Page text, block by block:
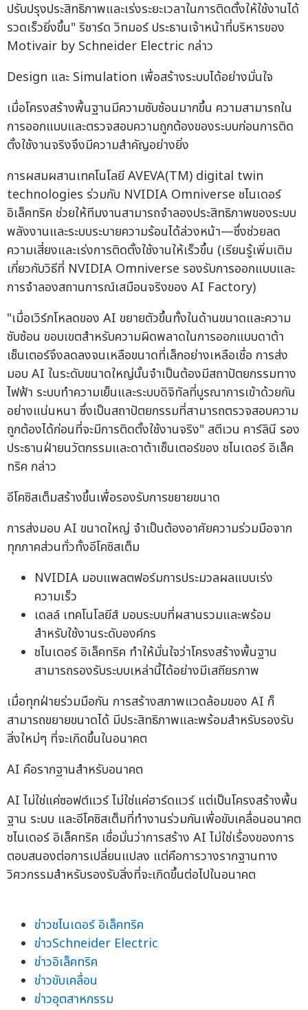
ปรับปรุงประสิทธิภาพและเร่งระยะเวลาในการติดตั้งให้ใช้งานได้
รวดเร็วยิ่งขึ้น" ริชาร์ด วิทมอร์ ประธานเจ้าหน้าที่บริหารของ
Motivair by Schneider Electric กล่าว
Design และ Simulation เพื่อสร้างระบบได้อย่างมั่นใจ
เมื่อโครงสร้างพื้นฐานมีความซับซ้อนมากขึ้น ความสามารถใน
การออกแบบและตรวจสอบความถูกต้องของระบบก่อนการติด
ตั้งใช้งานจริงจึงมีความสำคัญอย่างยิ่ง
การผสมผสานเทคโนโลยี AVEVA(TM) digital twin
technologies ร่วมกับ NVIDIA Omniverse ชไนเดอร์
อิเล็คทริค ช่วยให้ทีมงานสามารถจำลองประสิทธิภาพของระบบ
พลังงานและระบบระบายความร้อนได้ล่วงหน้า—ซึ่งช่วยลด
ความเสี่ยงและเร่งการติดตั้งใช้งานให้เร็วขึ้น (เรียนรู้เพิ่มเติม
เกี่ยวกับวิธีที่ NVIDIA Omniverse รองรับการออกแบบและ
การจำลองสถานการณ์เสมือนจริงของ AI Factory)
"เมื่อเวิร์กโหลดของ AI ขยายตัวขึ้นทั้งในด้านขนาดและความ
ซับซ้อน ขอบเขตสำหรับความผิดพลาดในการออกแบบดาต้า
เซ็นเตอร์จึงลดลงจนเหลือขนาดที่เล็กอย่างเหลือเชื่อ การส่ง
มอบ AI ในระดับขนาดใหญ่นั้นจำเป็นต้องมีสถาปัตยกรรมทาง
ไฟฟ้า ระบบทำความเย็นและระบบดิจิทัลที่บูรณาการเข้าด้วยกัน
อย่างแน่นหนา ซึ่งเป็นสถาปัตยกรรมที่สามารถตรวจสอบความ
ถูกต้องได้ก่อนที่จะมีการติดตั้งใช้งานจริง" สตีเวน คาร์ลินี รอง
ประธานฝ่ายนวัตกรรมและดาต้าเซ็นเตอร์ของ ชไนเดอร์ อิเล็ค
ทริค กล่าว
อีโคซิสเต็มสร้างขึ้นเพื่อรองรับการขยายขนาด
การส่งมอบ AI ขนาดใหญ่ จำเป็นต้องอาศัยความร่วมมือจาก
ทุกภาคส่วนทั่วทั้งอีโคซิสเต็ม
NVIDIA มอบแพลตฟอร์มการประมวลผลแบบเร่ง
ความเร็ว
เดลล์ เทคโนโลยีส์ มอบระบบที่ผสานรวมและพร้อม
สำหรับใช้งานระดับองค์กร
ชไนเดอร์ อิเล็คทริค ทำให้มั่นใจว่าโครงสร้างพื้นฐาน
สามารถรองรับระบบเหล่านี้ได้อย่างมีเสถียรภาพ
เมื่อทุกฝ่ายร่วมมือกัน การสร้างสภาพแวดล้อมของ AI ก็
สามารถขยายขนาดได้ มีประสิทธิภาพและพร้อมสำหรับรองรับ
สิ่งใหม่ๆ ที่จะเกิดขึ้นในอนาคต
AI คือรากฐานสำหรับอนาคต
AI ไม่ใช่แค่ซอฟต์แวร์ ไม่ใช่แค่ฮาร์ดแวร์ แต่เป็นโครงสร้างพื้น
ฐาน ระบบ และอีโคซิสเต็มที่ทำงานร่วมกันเพื่อขับเคลื่อนอนาคต
ชไนเดอร์ อิเล็คทริค เชื่อมั่นว่าการสร้าง AI ไม่ใช่เรื่องของการ
ตอบสนองต่อการเปลี่ยนแปลง แต่คือการวางรากฐานทาง
วิศวกรรมสำหรับรองรับสิ่งที่จะเกิดขึ้นต่อไปในอนาคต
ข่าวชไนเดอร์ อิเล็คทริค
ข่าวSchneider Electric
ข่าวอิเล็คทริค
ข่าวขับเคลื่อน
ข่าวอุตสาหกรรม